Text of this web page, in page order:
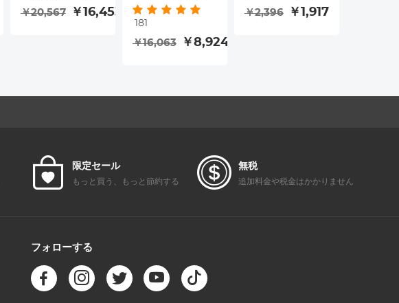
0.965インチ/1.25イ
￥20,567 ￥16,453
グリーンフィル
ム、防水・傷防止
メタルレンズカバ
181
￥16,063 ￥8,924
ルホルダーブレー
￥2,396 ￥1,917
E-M1 II
限定セール
もっと買う、もっと節約する
無税
追加料金や税金はかかりません
フォローする